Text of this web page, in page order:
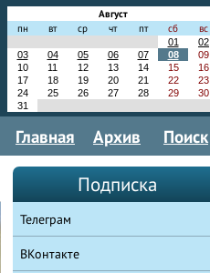
Август
пн
вт ср чт пт сб
вс
01
02
03
04 05 06 07 08
09
10
11 12 13 14 15
16
17
18 19 20 21 22
23
24
25 26 27 28 29
30
31
Главная Архив Поиск
Подписка
Телеграм
ВКонтакте